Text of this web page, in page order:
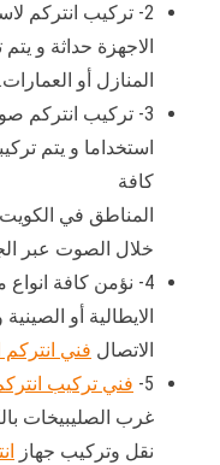
2- تركيب انتركم
الاجهزة حداثة و
المنازل أو العمارات.
3- تركيب انتركم
استخداما و يتم
كافة
المناطق في
خلال الصوت عبر
4- نؤمن كافة انواع
الايطالية أو
الاتصال فني انتركم
5- فني تركيب
غرب الصليبيخات
نقل وتركيب جهاز